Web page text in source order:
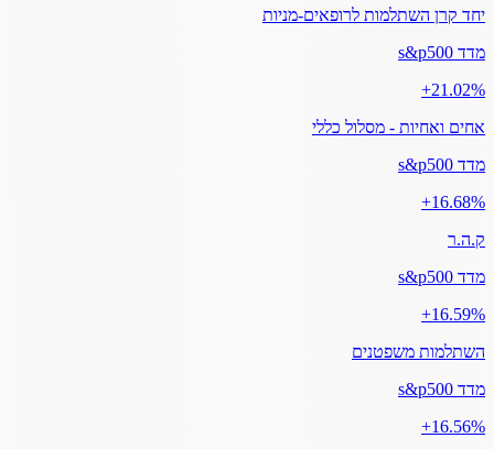
יחד קרן השתלמות לרופאים-מניות
מדד s&p500
‎+21.02%
אחים ואחיות - מסלול כללי
מדד s&p500
‎+16.68%
ק.ה.ר
מדד s&p500
‎+16.59%
השתלמות משפטנים
מדד s&p500
‎+16.56%